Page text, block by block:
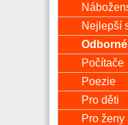
Nejlepší
Odborné
Počítače
Poezie
Pro děti
Pro ženy